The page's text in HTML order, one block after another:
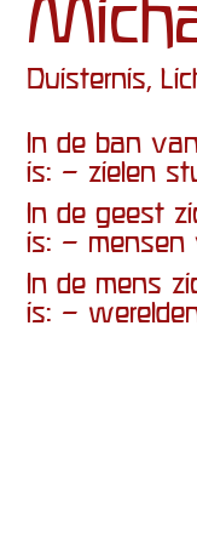
Duisternis,
In de ban
is: – zielen
In de geest
is: – mensen
In de mens
is: –